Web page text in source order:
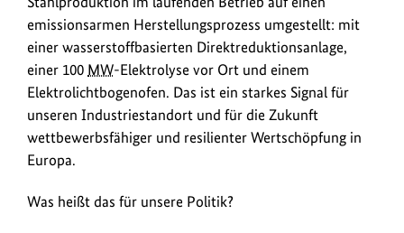
AG.
emissionsarmen Herstellungsprozess umgestellt: mit
einer wasserstoffbasierten Direktreduktionsanlage,
einer 100 MW-Elektrolyse vor Ort und einem
Elektrolichtbogenofen. Das ist ein starkes Signal für
unseren Industriestandort und für die Zukunft
wettbewerbsfähiger und resilienter Wertschöpfung in
Europa.
Was heißt das für unsere Politik?